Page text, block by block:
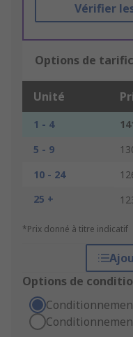
Vérifier
Options de
Unité
1 - 4
5 - 9
10 - 24
25 +
*Prix donné à titre indicatif
Options de